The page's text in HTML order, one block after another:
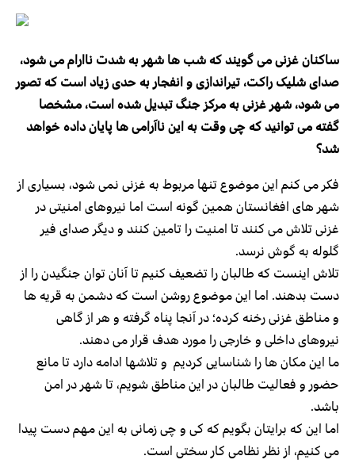
ساکنان غزنی می گویند که شب ها شهر به شدت ناارام می شود،
صدای شلیک راکت، تیراندازی و انفجار به حدی زیاد است که تصور
می شود، شهر غزنی به مرکز جنگ تبدیل شده است، مشخصا
گفته می توانید که چی وقت به این ناآرامی ها پایان داده خواهد
شد؟
فکر می کنم این موضوع تنها مربوط به غزنی نمی شود، بسیاری از
شهر های افغانستان همین گونه است اما نیروهای امنیتی در
غزنی تلاش می کنند تا امنیت را تامین کنند و دیگر صدای فیر
گلوله به گوش نرسد.
تلاش اینست که طالبان را تضعیف کنیم تا آنان توان جنگیدن را از
دست بدهند. اما این موضوع روشن است که دشمن به قریه ها
و مناطق غزنی رخنه کرده؛ در آنجا پناه گرفته و هر از گاهی
نیروهای داخلی و خارجی را مورد هدف قرار می دهند.
ما این مکان ها را شناسایی کردیم و تلاشها ادامه دارد تا مانع
حضور و فعالیت طالبان در این مناطق شویم، تا شهر در امن
باشد.
اما این که برایتان بگویم که کی و چی زمانی به این مهم دست پیدا
می کنیم، از نظر نظامی کار سختی است.